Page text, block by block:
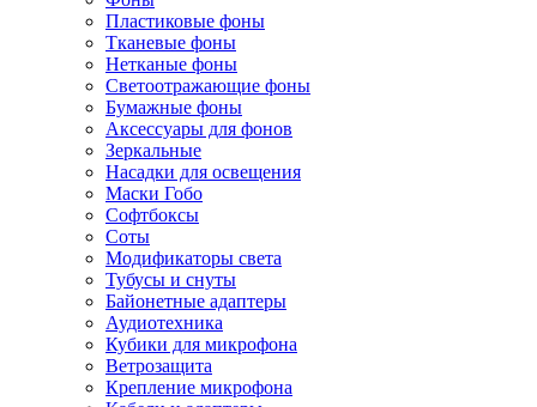
Пластиковые фоны
Тканевые фоны
Нетканые фоны
Светоотражающие фоны
Бумажные фоны
Аксессуары для фонов
Зеркальные
Насадки для освещения
Маски Гобо
Софтбоксы
Соты
Модификаторы света
Тубусы и снуты
Байонетные адаптеры
Аудиотехника
Кубики для микрофона
Ветрозащита
Крепление микрофона